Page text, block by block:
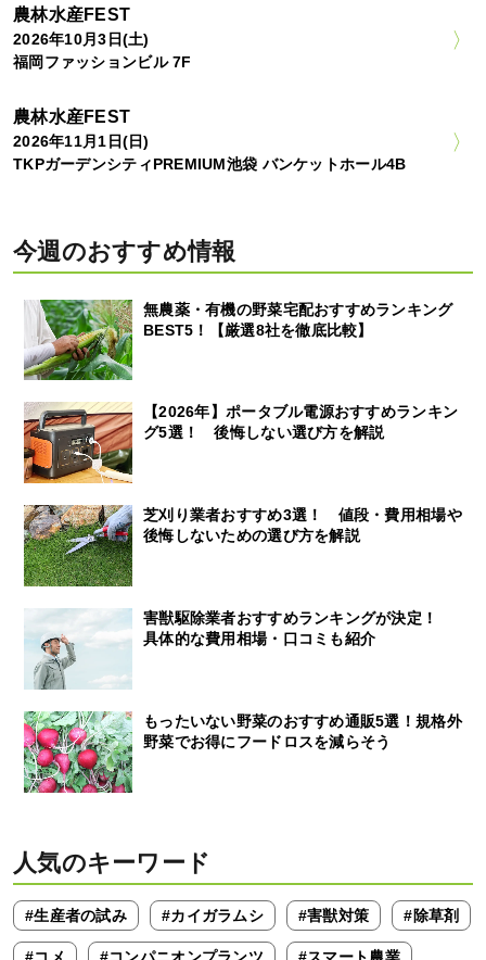
農林水産FEST
2026年10月3日(土)
福岡ファッションビル 7F
農林水産FEST
2026年11月1日(日)
TKPガーデンシティPREMIUM池袋 バンケットホール4B
今週のおすすめ情報
無農薬・有機の野菜宅配おすすめランキング
BEST5！【厳選8社を徹底比較】
【2026年】ポータブル電源おすすめランキン
グ5選！ 後悔しない選び方を解説
芝刈り業者おすすめ3選！ 値段・費用相場や
後悔しないための選び方を解説
害獣駆除業者おすすめランキングが決定！
具体的な費用相場・口コミも紹介
もったいない野菜のおすすめ通販5選！規格外
野菜でお得にフードロスを減らそう
人気のキーワード
#生産者の試み #カイガラムシ #害獣対策 #除草剤
#コメ #コンパニオンプランツ #スマート農業